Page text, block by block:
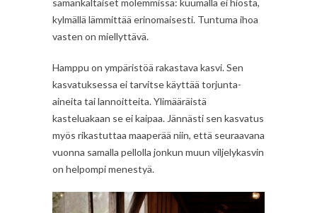
kylmällä lämmittää erinomaisesti. Tuntuma ihoa
vasten on miellyttävä.
Hamppu on ympäristöä rakastava kasvi. Sen
kasvatuksessa ei tarvitse käyttää torjunta-
aineita tai lannoitteita. Ylimääräistä
kasteluakaan se ei kaipaa. Jännästi sen kasvatus
myös rikastuttaa maaperää niin, että seuraavana
vuonna samalla pellolla jonkun muun viljelykasvin
on helpompi menestyä.